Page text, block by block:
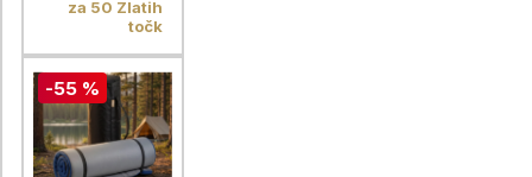
za 50 Zlatih
točk
-55 %